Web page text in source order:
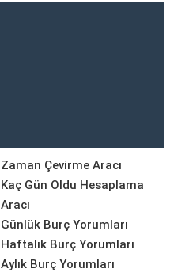
Zaman Çevirme Aracı
Kaç Gün Oldu Hesaplama
Aracı
Günlük Burç Yorumları
Haftalık Burç Yorumları
Aylık Burç Yorumları